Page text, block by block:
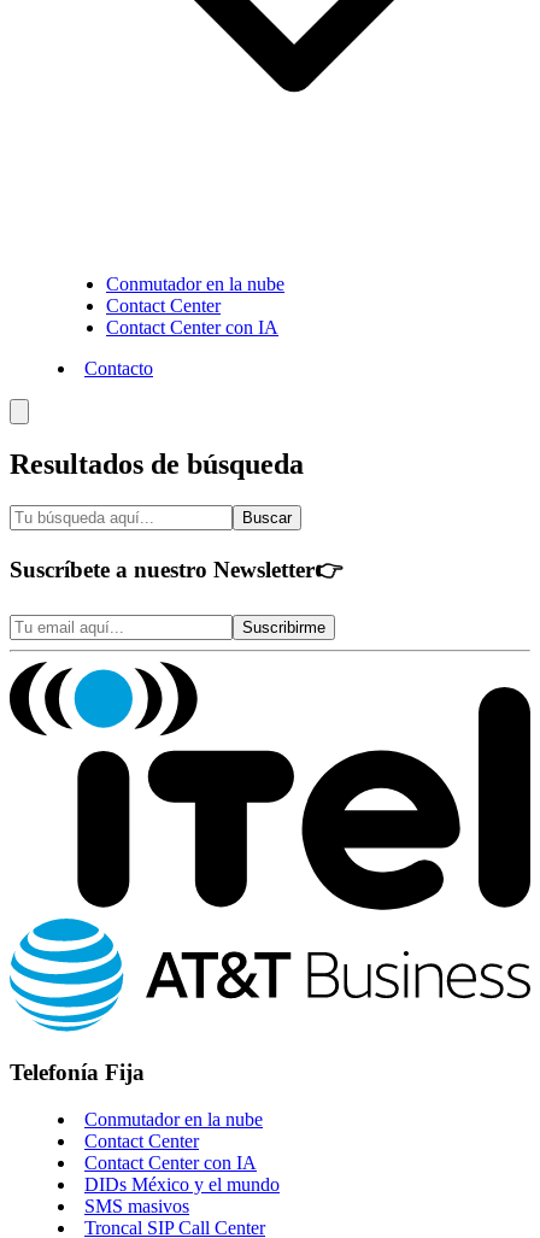
Conmutador en la nube
Contact Center
Contact Center con IA
Contacto
Resultados de búsqueda
Buscar
Suscríbete a nuestro Newsletter👉
Suscribirme
Telefonía Fija
Conmutador en la nube
Contact Center
Contact Center con IA
DIDs México y el mundo
SMS masivos
Troncal SIP Call Center